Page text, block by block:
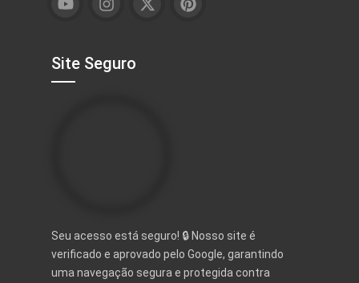
Site Seguro
Seu acesso está seguro! 🔒 Nosso site é
verificado e aprovado pelo Google, garantindo
uma navegação segura e protegida contra